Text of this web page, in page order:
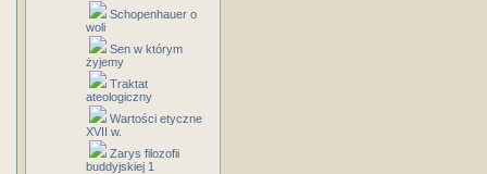
Schopenhauer o
woli
Sen w którym
żyjemy
Traktat
ateologiczny
Wartości etyczne
XVII w.
Zarys filozofii
buddyjskiej 1